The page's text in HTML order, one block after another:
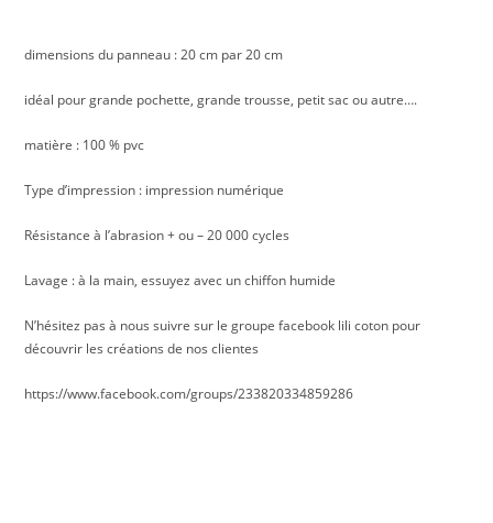
dimensions du panneau : 20 cm par 20 cm
idéal pour grande pochette, grande trousse, petit sac ou autre….
matière : 100 % pvc
Type d’impression : impression numérique
Résistance à l’abrasion + ou – 20 000 cycles
Lavage : à la main, essuyez avec un chiffon humide
N’hésitez pas à nous suivre sur le groupe facebook lili coton pour
découvrir les créations de nos clientes
https://www.facebook.com/groups/233820334859286